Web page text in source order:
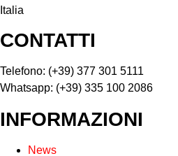
Italia
CONTATTI
Telefono: (+39) 377 301 5111
Whatsapp: (+39) 335 100 2086
INFORMAZIONI
News